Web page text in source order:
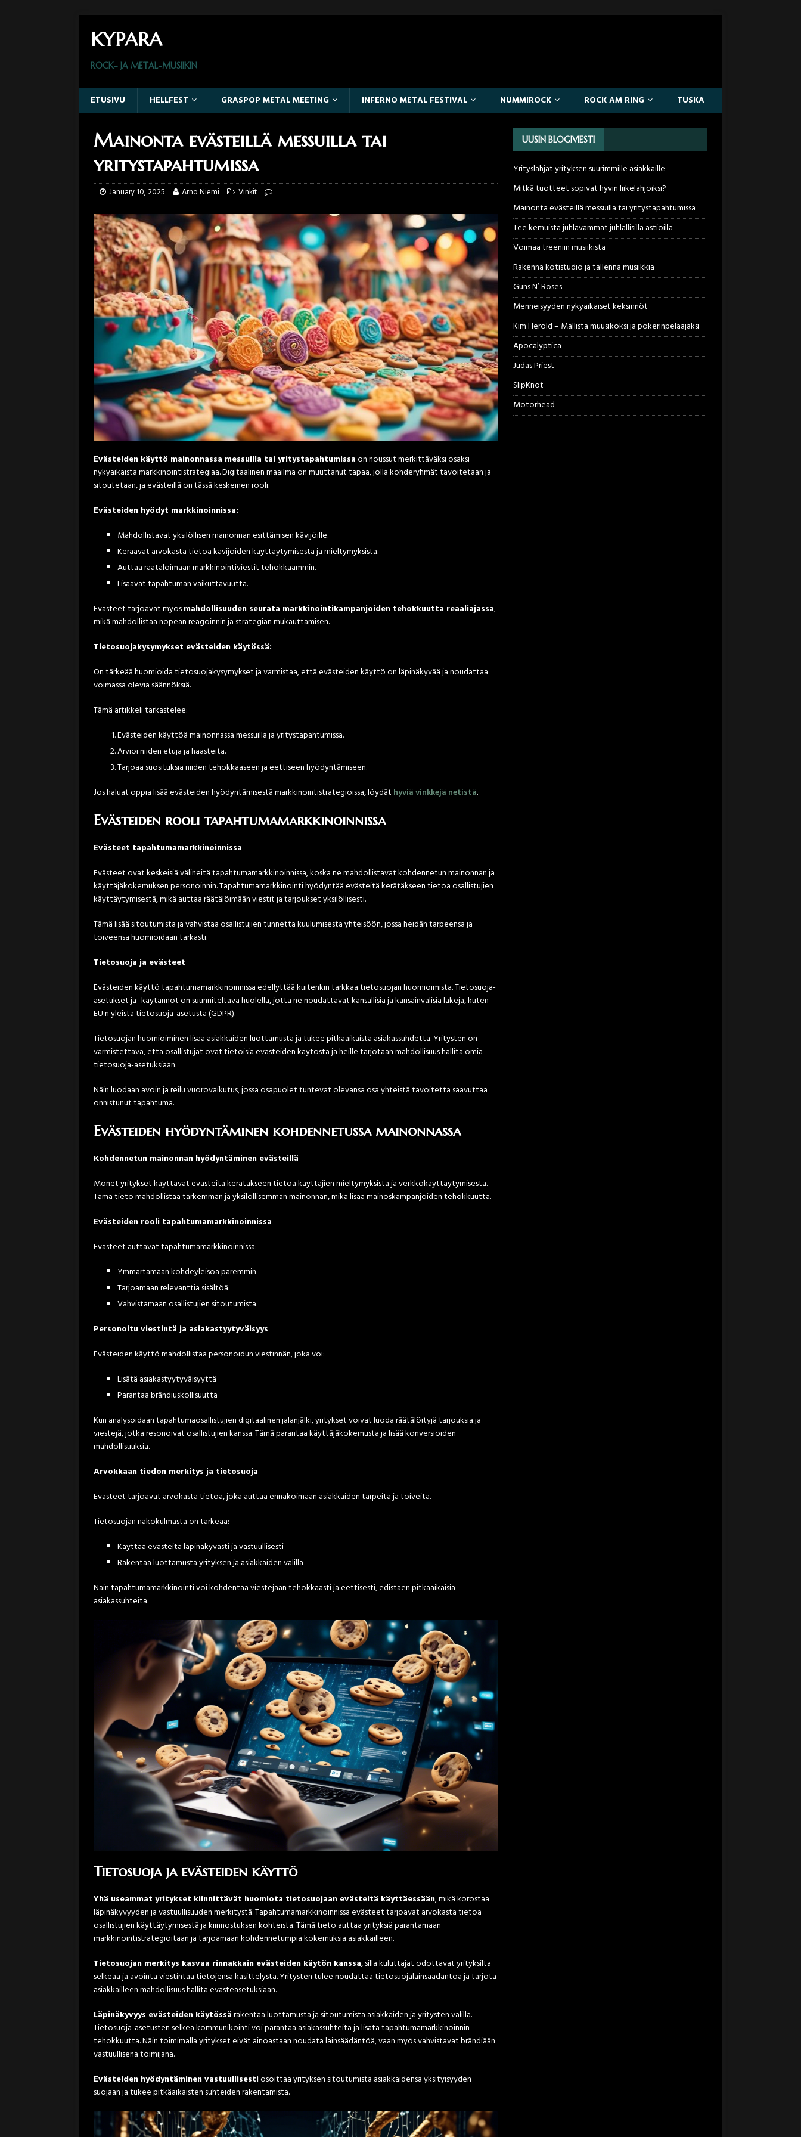
KYPARA
ROCK- JA METAL-MUSIIKIN
ETUSIVU HELLFEST GRASPOP METAL MEETING INFERNO METAL FESTIVAL NUMMIROCK ROCK AM RING TUSKA
Mainonta evästeillä messuilla tai
yritystapahtumissa
January 10, 2025 Arno Niemi Vinkit
Evästeiden käyttö mainonnassa messuilla tai yritystapahtumissaon noussut merkittäväksi osaksi
nykyaikaista markkinointistrategiaa. Digitaalinen maailma on muuttanut tapaa, jolla kohderyhmät tavoitetaan ja
sitoutetaan, ja evästeillä on tässä keskeinen rooli.
Evästeiden hyödyt markkinoinnissa:
Mahdollistavat yksilöllisen mainonnan esittämisen kävijöille.
Keräävät arvokasta tietoa kävijöiden käyttäytymisestä ja mieltymyksistä.
Auttaa räätälöimään markkinointiviestit tehokkaammin.
Lisäävät tapahtuman vaikuttavuutta.
Evästeet tarjoavat myösmahdollisuuden seurata markkinointikampanjoiden tehokkuutta reaaliajassa,
mikä mahdollistaa nopean reagoinnin ja strategian mukauttamisen.
Tietosuojakysymykset evästeiden käytössä:
On tärkeää huomioida tietosuojakysymykset ja varmistaa, että evästeiden käyttö on läpinäkyvää ja noudattaa
voimassa olevia säännöksiä.
Tämä artikkeli tarkastelee:
Evästeiden käyttöä mainonnassa messuilla ja yritystapahtumissa.
Arvioi niiden etuja ja haasteita.
Tarjoaa suosituksia niiden tehokkaaseen ja eettiseen hyödyntämiseen.
Jos haluat oppia lisää evästeiden hyödyntämisestä markkinointistrategioissa, löydät hyviä vinkkejä netistä.
Evästeiden rooli tapahtumamarkkinoinnissa
Evästeet tapahtumamarkkinoinnissa
Evästeet ovat keskeisiä välineitä tapahtumamarkkinoinnissa, koska ne mahdollistavat kohdennetun mainonnan ja
käyttäjäkokemuksen personoinnin. Tapahtumamarkkinointi hyödyntää evästeitä kerätäkseen tietoa osallistujien
käyttäytymisestä, mikä auttaa räätälöimään viestit ja tarjoukset yksilöllisesti.
Tämä lisää sitoutumista ja vahvistaa osallistujien tunnetta kuulumisesta yhteisöön, jossa heidän tarpeensa ja
toiveensa huomioidaan tarkasti.
Tietosuoja ja evästeet
Evästeiden käyttö tapahtumamarkkinoinnissa edellyttää kuitenkin tarkkaa tietosuojan huomioimista. Tietosuoja-
asetukset ja -käytännöt on suunniteltava huolella, jotta ne noudattavat kansallisia ja kansainvälisiä lakeja, kuten
EU:n yleistä tietosuoja-asetusta (GDPR).
Tietosuojan huomioiminen lisää asiakkaiden luottamusta ja tukee pitkäaikaista asiakassuhdetta. Yritysten on
varmistettava, että osallistujat ovat tietoisia evästeiden käytöstä ja heille tarjotaan mahdollisuus hallita omia
tietosuoja-asetuksiaan.
Näin luodaan avoin ja reilu vuorovaikutus, jossa osapuolet tuntevat olevansa osa yhteistä tavoitetta saavuttaa
onnistunut tapahtuma.
Evästeiden hyödyntäminen kohdennetussa mainonnassa
Kohdennetun mainonnan hyödyntäminen evästeillä
Monet yritykset käyttävät evästeitä kerätäkseen tietoa käyttäjien mieltymyksistä ja verkkokäyttäytymisestä.
Tämä tieto mahdollistaa tarkemman ja yksilöllisemmän mainonnan, mikä lisää mainoskampanjoiden tehokkuutta.
Evästeiden rooli tapahtumamarkkinoinnissa
Evästeet auttavat tapahtumamarkkinoinnissa:
Ymmärtämään kohdeyleisöä paremmin
Tarjoamaan relevanttia sisältöä
Vahvistamaan osallistujien sitoutumista
Personoitu viestintä ja asiakastyytyväisyys
Evästeiden käyttö mahdollistaa personoidun viestinnän, joka voi:
Lisätä asiakastyytyväisyyttä
Parantaa brändiuskollisuutta
Kun analysoidaan tapahtumaosallistujien digitaalinen jalanjälki, yritykset voivat luoda räätälöityjä tarjouksia ja
viestejä, jotka resonoivat osallistujien kanssa. Tämä parantaa käyttäjäkokemusta ja lisää konversioiden
mahdollisuuksia.
Arvokkaan tiedon merkitys ja tietosuoja
Evästeet tarjoavat arvokasta tietoa, joka auttaa ennakoimaan asiakkaiden tarpeita ja toiveita.
Tietosuojan näkökulmasta on tärkeää:
Käyttää evästeitä läpinäkyvästi ja vastuullisesti
Rakentaa luottamusta yrityksen ja asiakkaiden välillä
Näin tapahtumamarkkinointi voi kohdentaa viestejään tehokkaasti ja eettisesti, edistäen pitkäaikaisia
asiakassuhteita.
Tietosuoja ja evästeiden käyttö
Yhä useammat yritykset kiinnittävät huomiota tietosuojaan evästeitä käyttäessään, mikä korostaa
läpinäkyvyyden ja vastuullisuuden merkitystä. Tapahtumamarkkinoinnissa evästeet tarjoavat arvokasta tietoa
osallistujien käyttäytymisestä ja kiinnostuksen kohteista. Tämä tieto auttaa yrityksiä parantamaan
markkinointistrategioitaan ja tarjoamaan kohdennetumpia kokemuksia asiakkailleen.
Tietosuojan merkitys kasvaa rinnakkain evästeiden käytön kanssa, sillä kuluttajat odottavat yrityksiltä
selkeää ja avointa viestintää tietojensa käsittelystä. Yritysten tulee noudattaa tietosuojalainsäädäntöä ja tarjota
asiakkailleen mahdollisuus hallita evästeasetuksiaan.
Läpinäkyvyys evästeiden käytössärakentaa luottamusta ja sitoutumista asiakkaiden ja yritysten välillä.
Tietosuoja-asetusten selkeä kommunikointi voi parantaa asiakassuhteita ja lisätä tapahtumamarkkinoinnin
tehokkuutta. Näin toimimalla yritykset eivät ainoastaan noudata lainsäädäntöä, vaan myös vahvistavat brändiään
vastuullisena toimijana.
Evästeiden hyödyntäminen vastuullisestiosoittaa yrityksen sitoutumista asiakkaidensa yksityisyyden
suojaan ja tukee pitkäaikaisten suhteiden rakentamista.
UUSIN BLOGIVIESTI
Yrityslahjat yrityksen suurimmille asiakkaille
Mitkä tuotteet sopivat hyvin liikelahjoiksi?
Mainonta evästeillä messuilla tai yritystapahtumissa
Tee kemuista juhlavammat juhlallisilla astioilla
Voimaa treeniin musiikista
Rakenna kotistudio ja tallenna musiikkia
Guns N’ Roses
Menneisyyden nykyaikaiset keksinnöt
Kim Herold – Mallista muusikoksi ja pokerinpelaajaksi
Apocalyptica
Judas Priest
SlipKnot
Motörhead